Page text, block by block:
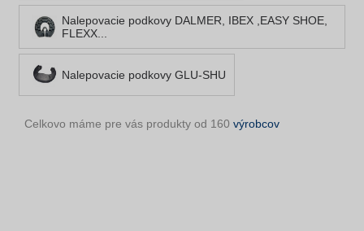
Nalepovacie podkovy DALMER, IBEX ,EASY SHOE,
FLEXX...
Nalepovacie podkovy GLU-SHU
Celkovo máme pre vás produkty od 160 výrobcov